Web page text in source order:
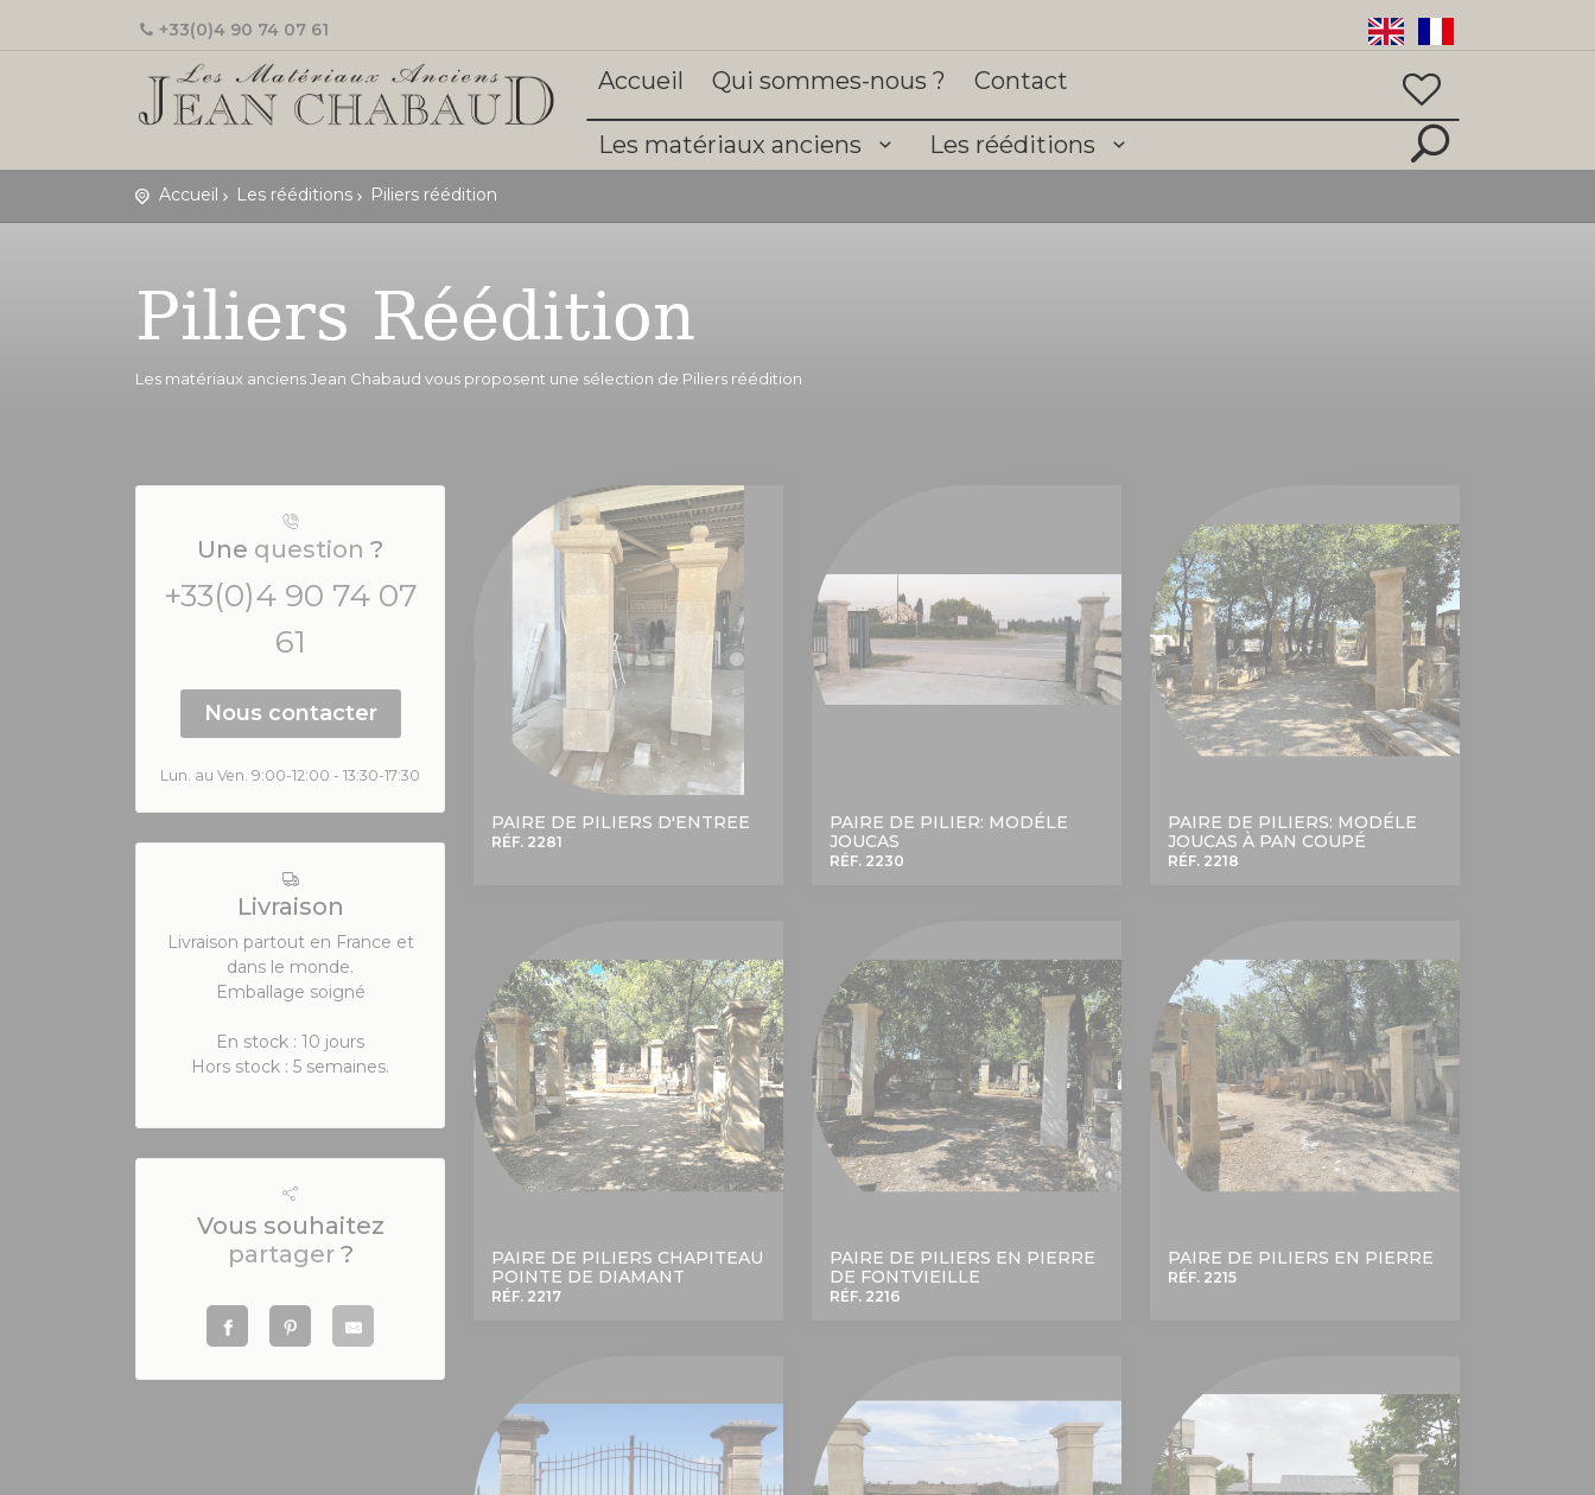
+33(0)4 90 74 07 61
Accueil Qui sommes-nous ? Contact
Les matériaux anciens Les rééditions
Accueil Les rééditions Piliers réédition
Piliers Réédition
Les matériaux anciens Jean Chabaud vous proposent une sélection de Piliers réédition
Une question ?
+33(0)4 90 74 07
61
Nous contacter
Lun. au Ven. 9:00-12:00 - 13:30-17:30
Livraison
Livraison partout en France et
dans le monde.
Emballage soigné
En stock : 10 jours
Hors stock : 5 semaines.
Vous souhaitez
partager?
PAIRE DE PILIERS D'ENTREE
RÉF. 2281
PAIRE DE PILIER: MODÉLE
JOUCAS
RÉF. 2230
PAIRE DE PILIERS: MODÉLE
JOUCAS À PAN COUPÉ
RÉF. 2218
PAIRE DE PILIERS CHAPITEAU
POINTE DE DIAMANT
RÉF. 2217
PAIRE DE PILIERS EN PIERRE
DE FONTVIEILLE
RÉF. 2216
PAIRE DE PILIERS EN PIERRE
RÉF. 2215